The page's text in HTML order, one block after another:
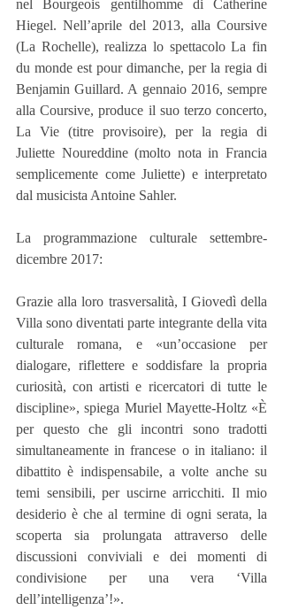
nel Bourgeois gentilhomme di Catherine
Hiegel. Nell’aprile del 2013, alla Coursive
(La Rochelle), realizza lo spettacolo La fin
du monde est pour dimanche, per la regia di
Benjamin Guillard. A gennaio 2016, sempre
alla Coursive, produce il suo terzo concerto,
La Vie (titre provisoire), per la regia di
Juliette Noureddine (molto nota in Francia
semplicemente come Juliette) e interpretato
dal musicista Antoine Sahler.
La programmazione culturale settembre-
dicembre 2017:
Grazie alla loro trasversalità, I Giovedì della
Villa sono diventati parte integrante della vita
culturale romana, e «un’occasione per
dialogare, riflettere e soddisfare la propria
curiosità, con artisti e ricercatori di tutte le
discipline», spiega Muriel Mayette-Holtz «È
per questo che gli incontri sono tradotti
simultaneamente in francese o in italiano: il
dibattito è indispensabile, a volte anche su
temi sensibili, per uscirne arricchiti. Il mio
desiderio è che al termine di ogni serata, la
scoperta sia prolungata attraverso delle
discussioni conviviali e dei momenti di
condivisione per una vera ‘Villa
dell’intelligenza’!».